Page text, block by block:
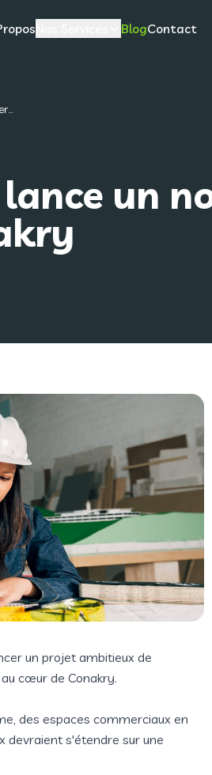
BlogContact
un
un projet ambitieux de
cœur de Conakry.
des espaces commerciaux en
devraient s'étendre sur une